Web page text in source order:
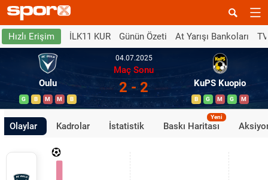
Hızlı Erişim İLK11 KUR Günün Özeti At Yarışı Bankoları
Oulu
G B M M B
04.07.2025
Maç Sonu
2 - 2 KuPS Kuopio
B G M G M
Olaylar Kadrolar İstatistik Baskı Haritası
Yeni